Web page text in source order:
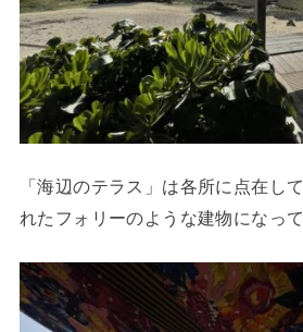
「海辺のテラス」は各所に点在し
れたフォリーのような建物になって